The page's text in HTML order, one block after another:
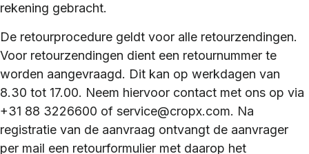
rekening gebracht.
De retourprocedure geldt voor alle retourzendingen.
Voor retourzendingen dient een retournummer te
worden aangevraagd. Dit kan op werkdagen van
8.30 tot 17.00. Neem hiervoor contact met ons op via
+31 88 3226600 of service@cropx.com. Na
registratie van de aanvraag ontvangt de aanvrager
per mail een retourformulier met daarop het